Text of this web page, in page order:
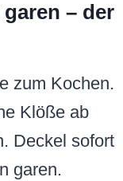
– der
zum Kochen.
Klöße ab
Deckel sofort
garen.